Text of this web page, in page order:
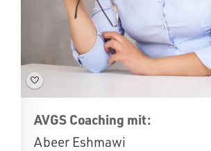
AVGS Coaching mit:
Abeer Eshmawi